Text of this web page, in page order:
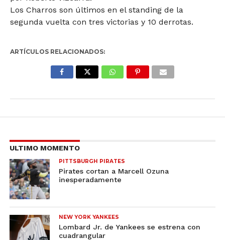
Los Charros son últimos en el standing de la
segunda vuelta con tres victorias y 10 derrotas.
ARTÍCULOS RELACIONADOS:
ULTIMO MOMENTO
PITTSBURGH PIRATES
Pirates cortan a Marcell Ozuna
inesperadamente
NEW YORK YANKEES
Lombard Jr. de Yankees se estrena con
cuadrangular